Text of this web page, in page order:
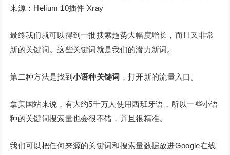
来源：Helium 10插件 Xray
最终我们就可以得到一批搜索趋势大幅度增长，而且又非常
新的关键词。这些关键词就是我们的潜力新词。
第二种方法是找到 小语种关键词 ，打开新的流量入口。
拿美国站来说，有大约5千万人使用西班牙语，所以一些小语
种的关键词搜索量也会很不错，并且很精准。
我们可以把任何来源的关键词和搜索量数据放进Google在线